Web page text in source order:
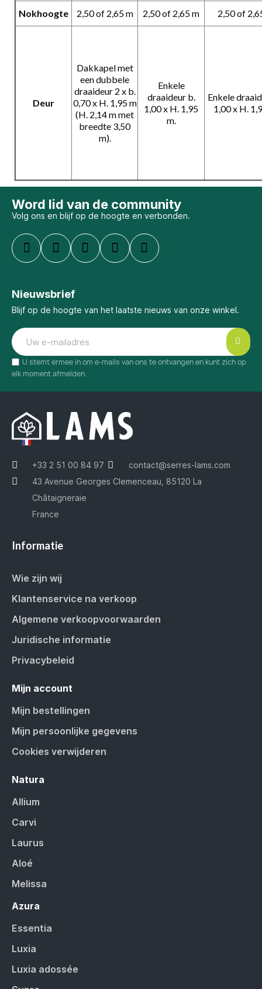
Nokhoogte
2,50 of 2,65 m 2,50 of 2,65 m 2,50 of
Deur
Dakkapel met
een dubbele
draaideur 2 x b.
0,70 x H. 1,95 m
(H. 2,14 m met
breedte 3,50
m).
Enkele
draaideur b.
1,00 x H. 1,95
m.
Enkele
1,00 x H.
Word lid van de community
Volg ons en blijf op de hoogte en verbonden.
Nieuwsbrief
Blijf op de hoogte van het laatste nieuws van onze winkel.
U stemt ermee in om e-mails van ons te ontvangen en kunt zich op
elk moment afmelden.
+33 2 51 00 84 97
contact@serres-lams.com
43 Avenue Georges Clemenceau, 85120 La
Châtaigneraie
France
Informatie
Wie zijn wij
Klantenservice na verkoop
Algemene verkoopvoorwaarden
Juridische informatie
Privacybeleid
Mijn account
Mijn bestellingen
Mijn persoonlijke gegevens
Cookies verwijderen
Natura
Allium
Carvi
Laurus
Aloé
Melissa
Azura
Essentia
Luxia
Luxia adossée